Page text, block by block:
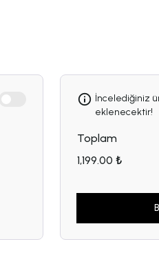
İncelediğiniz
eklenecektir!
Toplam
1,199.00 ₺